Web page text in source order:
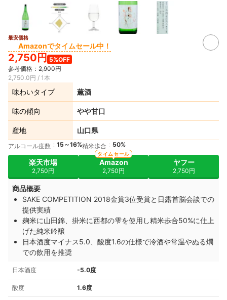
最安価格
Amazonでタイムセール中！
2,750円 5%OFF
参考価格： 2,900円
2,750.0円 / 1本
味わいタイプ 薫酒
味の傾向 やや甘口
産地 山口県
アルコール度数 15～16%精米歩合 50%
楽天市場
2,750円
Amazon
2,750円
タイムセール
ヤフー
2,750円
商品概要
SAKE COMPETITION 2018金賞3位受賞と日露首脳会談での
提供実績
麹米に山田錦、掛米に西都の雫を使用し精米歩合50%に仕上
げた純米吟醸
日本酒度マイナス5.0、酸度1.6の仕様で冷酒や常温やぬる燗
での飲用を推奨
日本酒度 -5.0度
酸度 1.6度